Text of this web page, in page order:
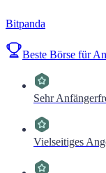
Bitpanda
Beste Börse für
Sehr
Vielseitiges